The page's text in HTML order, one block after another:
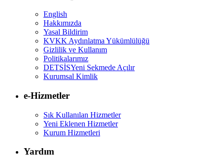
English
Hakkımızda
Yasal Bildirim
KVKK Aydınlatma Yükümlülüğü
Gizlilik ve Kullanım
Politikalarımız
DETSİSYeni Sekmede Açılır
Kurumsal Kimlik
e-Hizmetler
Sık Kullanılan Hizmetler
Yeni Eklenen Hizmetler
Kurum Hizmetleri
Yardım